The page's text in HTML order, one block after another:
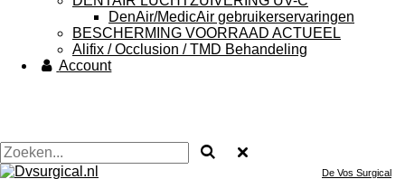
DenAir/MedicAir gebruikerservaringen
BESCHERMING VOORRAAD ACTUEEL
Alifix / Occlusion / TMD Behandeling
Account
De Vos Surgical